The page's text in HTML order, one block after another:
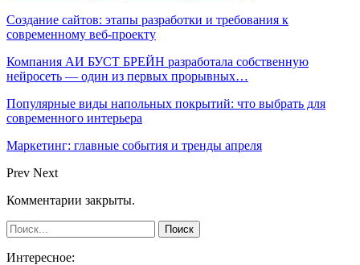
Создание сайтов: этапы разработки и требования к
современному веб-проекту
Компания АИ БУСТ БРЕЙН разработала собственную
нейросеть — один из первых прорывных…
Популярные виды напольных покрытий: что выбрать для
современного интерьера
Маркетинг: главные события и тренды апреля
Prev Next
Комментарии закрыты.
Интересное: